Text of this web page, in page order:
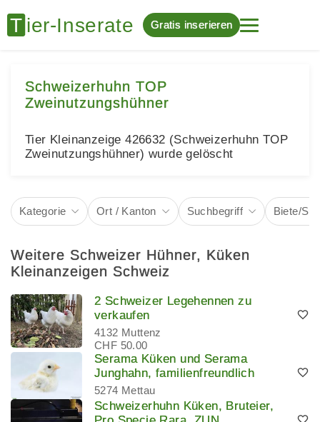
Gratis inserieren
Schweizerhuhn TOP
Zweinutzungshühner
Tier Kleinanzeige 426632 (Schweizerhuhn TOP
Zweinutzungshühner) wurde gelöscht
Kategorie Ort / Kanton Suchbegriff Biete/
Weitere Schweizer Hühner, Küken
Kleinanzeigen Schweiz
2 Schweizer Legehennen zu
verkaufen
4132 Muttenz
CHF 50.00
Serama Küken und Serama
Junghahn, familienfreundlich
5274 Mettau
Schweizerhuhn Küken, Bruteier,